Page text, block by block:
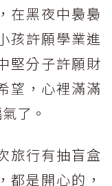
在黑夜中裊裊
孩許願學業進
堅分子許願財
望，心裡滿滿
了。
旅行有抽盲盒
都是開心的，